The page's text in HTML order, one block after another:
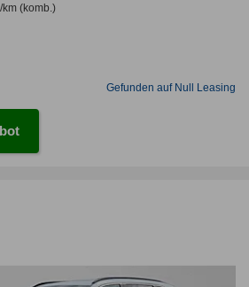
km(komb.)
Gefunden auf Null Leasing